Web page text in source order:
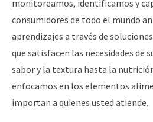
monitoreamos, identificamos y
consumidores de todo el mundo
aprendizajes a través de
que satisfacen las necesidades de
sabor y la textura hasta la
enfocamos en los elementos
importan a quienes usted atiende.